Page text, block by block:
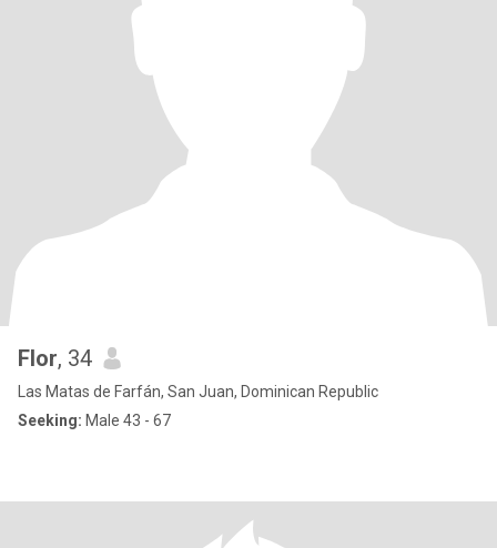
Flor, 34
Las Matas de Farfán, San Juan, Dominican Republic
Seeking: Male 43 - 67